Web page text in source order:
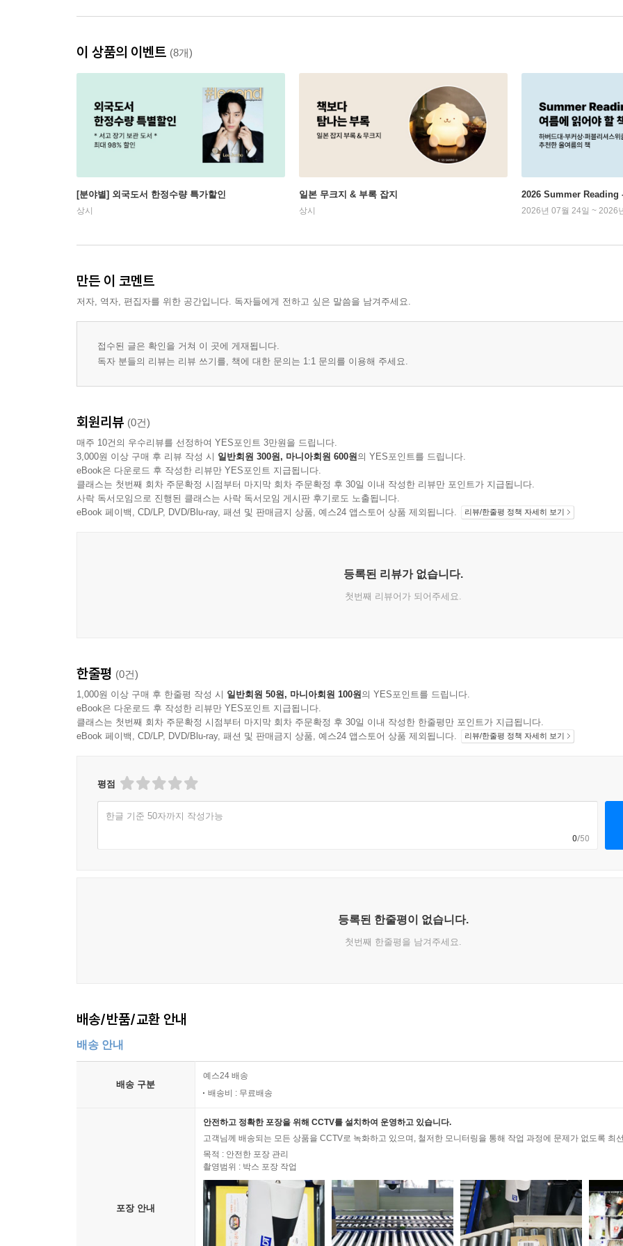
이 상품의 이벤트 (8개)
[분야별] 외국도서 한정수량 특가할인
상시
일본 무크지 & 부록 잡지
상시
2026 Summer Reading
2026년 07월 24일 ~ 2026
만든 이 코멘트
저자, 역자, 편집자를 위한 공간입니다. 독자들에게 전하고 싶은 말씀을 남겨주세요.
접수된 글은 확인을 거쳐 이 곳에 게재됩니다.
독자 분들의 리뷰는 리뷰 쓰기를, 책에 대한 문의는 1:1 문의를 이용해 주세요.
회원리뷰 (0건)
매주 10건의 우수리뷰를 선정하여 YES포인트 3만원을 드립니다.
3,000원 이상 구매 후 리뷰 작성 시 일반회원 300원, 마니아회원 600원의 YES포인트를 드립니다.
eBook은 다운로드 후 작성한 리뷰만 YES포인트 지급됩니다.
클래스는 첫번째 회차 주문확정 시점부터 마지막 회차 주문확정 후 30일 이내 작성한 리뷰만 포인트가 지급됩니다.
사락 독서모임으로 진행된 클래스는 사락 독서모임 게시판 후기로도 노출됩니다.
eBook 페이백, CD/LP, DVD/Blu-ray, 패션 및 판매금지 상품, 예스24 앱스토어 상품 제외됩니다.
리뷰/한줄평 정책 자세히 보기
등록된 리뷰가 없습니다.
첫번째 리뷰어가 되어주세요.
한줄평 (0건)
1,000원 이상 구매 후 한줄평 작성 시 일반회원 50원, 마니아회원 100원의 YES포인트를 드립니다.
eBook은 다운로드 후 작성한 리뷰만 YES포인트 지급됩니다.
클래스는 첫번째 회차 주문확정 시점부터 마지막 회차 주문확정 후 30일 이내 작성한 한줄평만 포인트가 지급됩니다.
eBook 페이백, CD/LP, DVD/Blu-ray, 패션 및 판매금지 상품, 예스24 앱스토어 상품 제외됩니다.
리뷰/한줄평 정책 자세히 보기
평점
한글 기준 50자까지 작성가능
0/50
등록된 한줄평이 없습니다.
첫번째 한줄평을 남겨주세요.
배송/반품/교환 안내
배송 안내
배송 구분
예스24 배송
배송비 : 무료배송
포장 안내
안전하고 정확한 포장을 위해 CCTV를 설치하여 운영하고 있습니다.
고객님께 배송되는 모든 상품을 CCTV로 녹화하고 있으며, 철저한 모니터링을 통해 작업 과정에 문제가 없도록 최
목적 : 안전한 포장 관리
촬영범위 : 박스 포장 작업